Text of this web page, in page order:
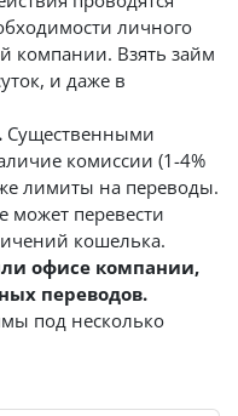
личного
компании. Взять займ
и даже в
Существенными
комиссии (1-4%
лимиты на переводы.
может перевести
кошелька.
офисе компании,
переводов.
под несколько